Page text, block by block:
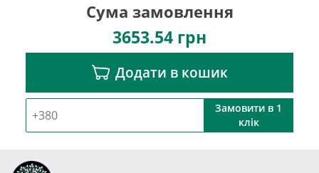
Сума замовлення
3653.54 грн
Додати в кошик
Замовити в 1
клік